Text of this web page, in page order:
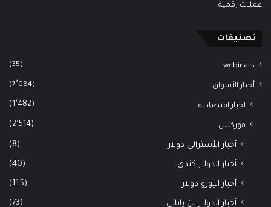
عملات رقمية
تصنيفات
webinars
(35)
أخبار الأسواق (7٬084)
اخبار اقتصادية (1٬482)
فوركس (2٬514)
أخبار الأسترالي دولار (8)
أخبار الدولار كندي (40)
أخبار اليورو دولار (115)
أخبار الدولار ين ياباني (73)